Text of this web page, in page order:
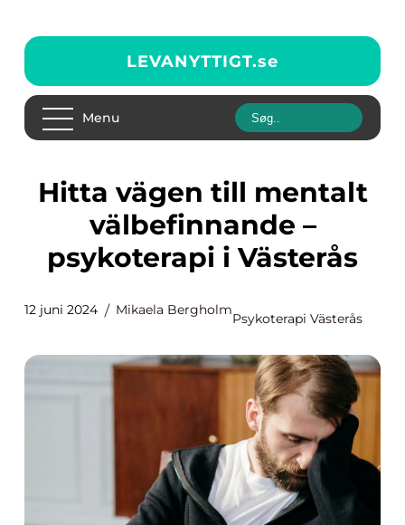
LEVANYTTIGT.se
Menu
Hitta vägen till mentalt
välbefinnande –
psykoterapi i Västerås
12 juni 2024 Mikaela Bergholm
Psykoterapi Västerås